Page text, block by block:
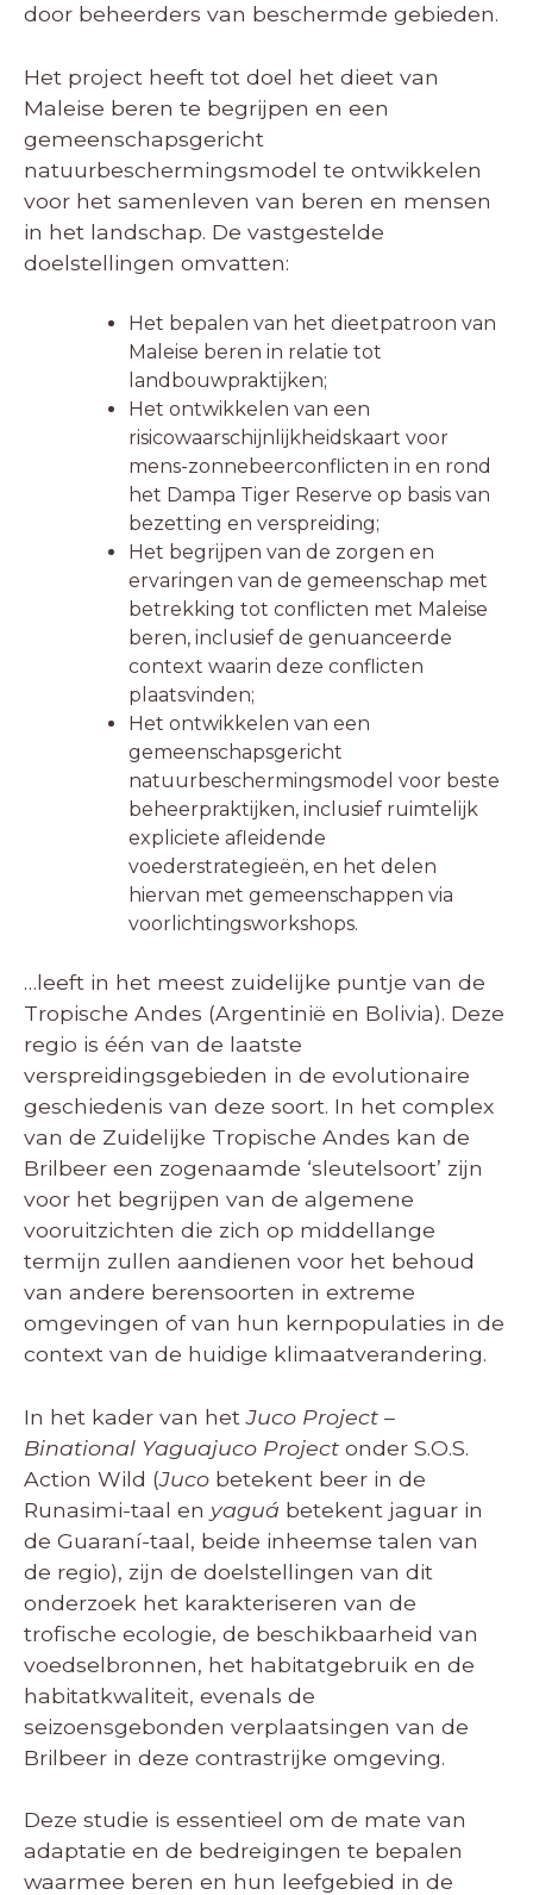
door beheerders van beschermde gebieden.
Het project heeft tot doel het dieet van
Maleise beren te begrijpen en een
gemeenschapsgericht
natuurbeschermingsmodel te ontwikkelen
voor het samenleven van beren en mensen
in het landschap. De vastgestelde
doelstellingen omvatten:
Het bepalen van het dieetpatroon van
Maleise beren in relatie tot
landbouwpraktijken;
Het ontwikkelen van een
risicowaarschijnlijkheidskaart voor
mens-zonnebeerconflicten in en rond
het Dampa Tiger Reserve op basis van
bezetting en verspreiding;
Het begrijpen van de zorgen en
ervaringen van de gemeenschap met
betrekking tot conflicten met Maleise
beren, inclusief de genuanceerde
context waarin deze conflicten
plaatsvinden;
Het ontwikkelen van een
gemeenschapsgericht
natuurbeschermingsmodel voor beste
beheerpraktijken, inclusief ruimtelijk
expliciete afleidende
voederstrategieën, en het delen
hiervan met gemeenschappen via
voorlichtingsworkshops.
…leeft in het meest zuidelijke puntje van de
Tropische Andes (Argentinië en Bolivia). Deze
regio is één van de laatste
verspreidingsgebieden in de evolutionaire
geschiedenis van deze soort. In het complex
van de Zuidelijke Tropische Andes kan de
Brilbeer een zogenaamde ‘sleutelsoort’ zijn
voor het begrijpen van de algemene
vooruitzichten die zich op middellange
termijn zullen aandienen voor het behoud
van andere berensoorten in extreme
omgevingen of van hun kernpopulaties in de
context van de huidige klimaatverandering.
In het kader van hetJuco Project –
Binational Yaguajuco Project onder S.O.S.
Action Wild (Juco betekent beer in de
Runasimi-taal en yaguá betekent jaguar in
de Guaraní-taal, beide inheemse talen van
de regio), zijn de doelstellingen van dit
onderzoek het karakteriseren van de
trofische ecologie, de beschikbaarheid van
voedselbronnen, het habitatgebruik en de
habitatkwaliteit, evenals de
seizoensgebonden verplaatsingen van de
Brilbeer in deze contrastrijke omgeving.
Deze studie is essentieel om de mate van
adaptatie en de bedreigingen te bepalen
waarmee beren en hun leefgebied in de